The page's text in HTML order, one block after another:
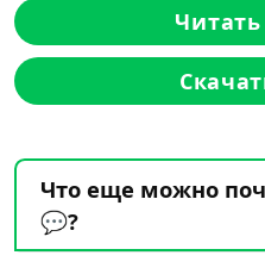
Что еще можно
💬?